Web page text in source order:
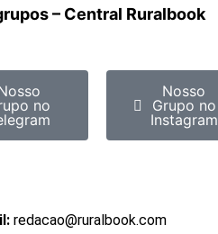
– Central Ruralbook
no
Nosso
Grupo no
Instagram
redacao@ruralbook.com